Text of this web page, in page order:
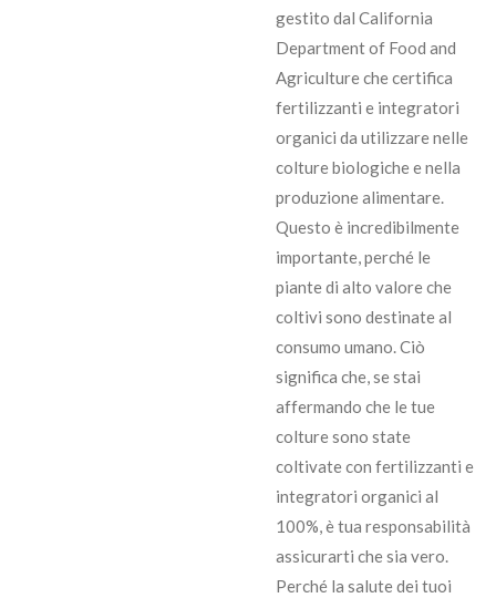
gestito dal California
Department of Food and
Agriculture che certifica
fertilizzanti e integratori
organici da utilizzare nelle
colture biologiche e nella
produzione alimentare.
Questo è incredibilmente
importante, perché le
piante di alto valore che
coltivi sono destinate al
consumo umano. Ciò
significa che, se stai
affermando che le tue
colture sono state
coltivate con fertilizzanti e
integratori organici al
100%, è tua responsabilità
assicurarti che sia vero.
Perché la salute dei tuoi